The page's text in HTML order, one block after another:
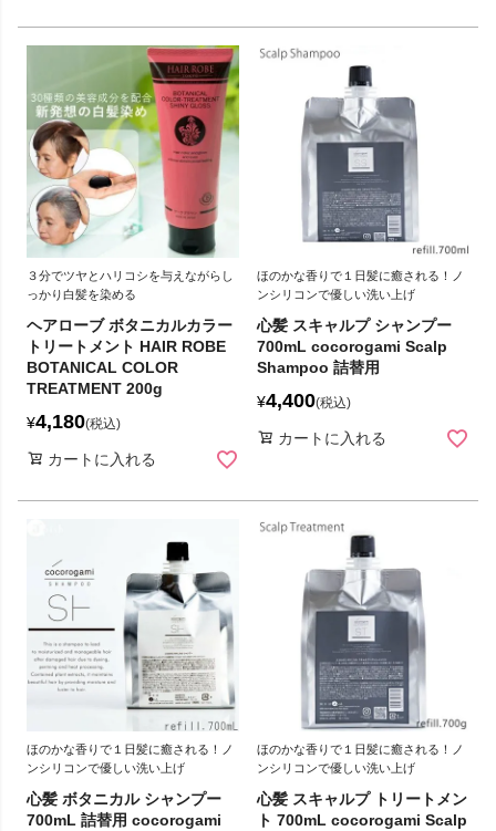
３分でツヤとハリコシを与えながらし
っかり白髪を染める
ヘアローブ ボタニカルカラー
トリートメント HAIR ROBE
BOTANICAL COLOR
TREATMENT 200g
¥4,180 税込
カートに入れる
ほのかな香りで１日髪に癒される！ノ
ンシリコンで優しい洗い上げ
心髪 スキャルプ シャンプー
700mL cocorogami Scalp
Shampoo 詰替用
¥4,400 税込
カートに入れる
ほのかな香りで１日髪に癒される！ノ
ンシリコンで優しい洗い上げ
心髪 ボタニカル シャンプー
700mL 詰替用 cocorogami
ほのかな香りで１日髪に癒される！ノ
ンシリコンで優しい洗い上げ
心髪 スキャルプ トリートメン
ト 700mL cocorogami Scalp